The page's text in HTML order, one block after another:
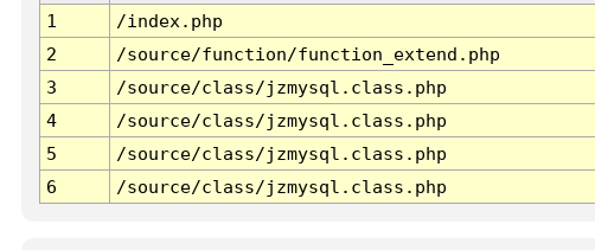
1
/index.php
2
/source/function/function_extend.php
3
/source/class/jzmysql.class.php
4
/source/class/jzmysql.class.php
5
/source/class/jzmysql.class.php
6
/source/class/jzmysql.class.php